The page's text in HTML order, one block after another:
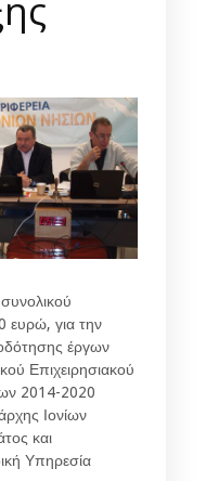
ευρώ, για την
έργων
Επιχειρησιακού
2014-2020
Ιονίων
και
Υπηρεσία